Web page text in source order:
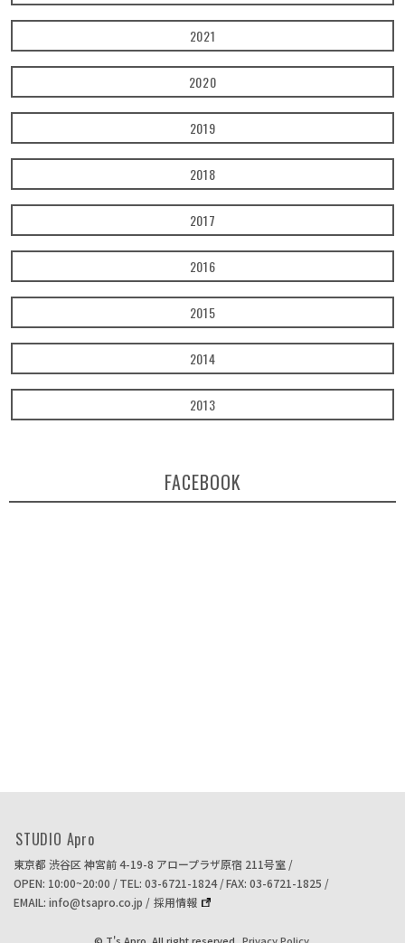
2021
2020
2019
2018
2017
2016
2015
2014
2013
FACEBOOK
STUDIO Apro
東京都 渋谷区 神宮前 4-19-8 アロープラザ原宿 211号室
OPEN: 10:00~20:00
TEL: 03-6721-1824 FAX: 03-6721-1825
EMAIL: info@tsapro.co.jp
採用情報